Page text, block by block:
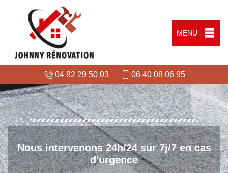
MENU
04 82 29 50 03 06 40 08 06 95
Nous intervenons 24h/24 sur 7j/7 en cas
d'urgence